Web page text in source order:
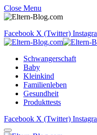
Close Menu
Facebook X (Twitter)
Schwangerschaft
Baby
Kleinkind
Familienleben
Gesundheit
Produkttests
Facebook X (Twitter)